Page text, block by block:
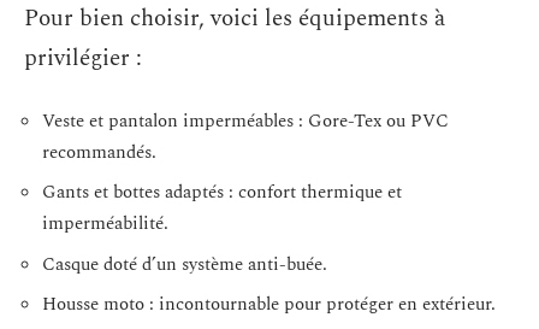
Pour bien choisir, voici les équipements à
privilégier :
Veste et pantalon imperméables : Gore-Tex ou PVC
recommandés.
Gants et bottes adaptés : confort thermique et
imperméabilité.
Casque doté d’un système anti-buée.
Housse moto : incontournable pour protéger en extérieur.